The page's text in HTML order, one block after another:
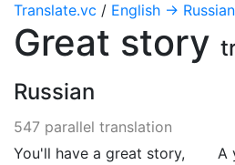
Translate.vc / English → Russian
Great story
Russian
547 parallel translation
You'll have a great story,
А